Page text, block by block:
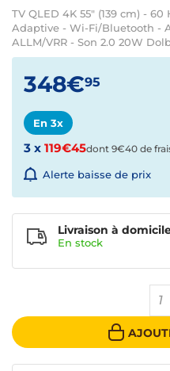
TV QLED 4K 55" (139 cm) -
Adaptive - Wi-Fi/Bluetooth -
ALLM/VRR - Son 2.0 20W
348€95
En 3x
3 x 119€45dont 9€40 de
Alerte baisse de prix
1
Livraison à
En stock